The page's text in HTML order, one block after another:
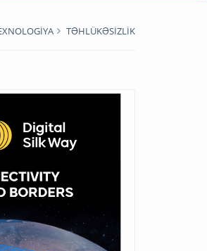
TƏHLÜKƏSİZLİK